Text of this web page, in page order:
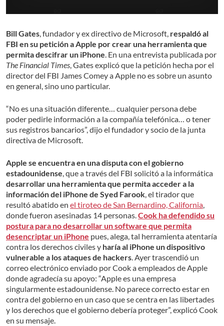
Bill Gates, fundador y ex directivo de Microsoft, respaldó al
FBI en su petición a Apple por crear una herramienta que
permita descifrar un iPhone. En una entrevista publicada por
The Financial Times, Gates explicó que la petición hecha por el
director del FBI James Comey a Apple no es sobre un asunto
en general, sino uno particular.
“No es una situación diferente… cualquier persona debe
poder pedirle información a la compañía telefónica… o tener
sus registros bancarios”, dijo el fundador y socio de la junta
directiva de Microsoft.
Apple se encuentra en una disputa con el gobierno
estadounidense, que a través del FBI solicitó a la informática
desarrollar una herramienta que permita acceder a la
información del iPhone de Syed Farook, el tirador que
resultó abatido en el tiroteo de San Bernardino, California,
donde fueron asesinadas 14 personas.Cook ha defendido su
postura para no desarrollar un software que permita
desencriptar un iPhone pues, alega, tal herramienta atentaría
contra los derechos civiles y haría al iPhone un dispositivo
vulnerable a los ataques de hackers. Ayer trascendió un
correo electrónico enviado por Cook a empleados de Apple
donde agradecía su apoyo: “Apple es una empresa
singularmente estadounidense. No parece correcto estar en
contra del gobierno en un caso que se centra en las libertades
y los derechos que el gobierno debería proteger”, explicó Cook
en su mensaje.